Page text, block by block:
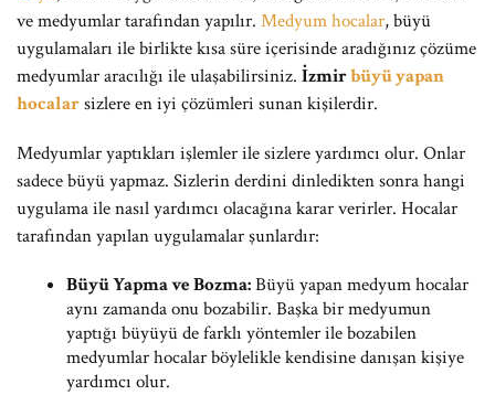
ve medyumlar tarafından yapılır. Medyum hocalar, büyü
uygulamaları ile birlikte kısa süre içerisinde aradığınız çözüme
medyumlar aracılığı ile ulaşabilirsiniz. İzmirbüyü yapan
hocalarsizlere en iyi çözümleri sunan kişilerdir.
Medyumlar yaptıkları işlemler ile sizlere yardımcı olur. Onlar
sadece büyü yapmaz. Sizlerin derdini dinledikten sonra hangi
uygulama ile nasıl yardımcı olacağına karar verirler. Hocalar
tarafından yapılan uygulamalar şunlardır:
Büyü Yapma ve Bozma:Büyü yapan medyum hocalar
aynı zamanda onu bozabilir. Başka bir medyumun
yaptığı büyüyü de farklı yöntemler ile bozabilen
medyumlar hocalar böylelikle kendisine danışan kişiye
yardımcı olur.